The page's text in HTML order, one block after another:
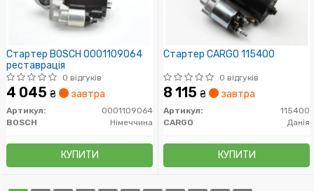
Стартер BOSCH 0001109064
реставрація
0 відгуків
4 045 ₴ завтра
Артикул:
0001109064
BOSCH
Німеччина
КУПИТИ
Стартер CARGO 115400
0 відгуків
8 115 ₴ завтра
Артикул:
115400
CARGO
Данія
КУПИТИ